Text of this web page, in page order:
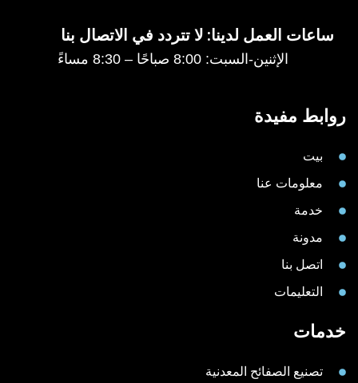
ساعات العمل لدينا: لا تتردد في الاتصال بنا
الإثنين-السبت: 8:00 صباحًا – 8:30 مساءً
روابط مفيدة
بيت
معلومات عنا
خدمة
مدونة
اتصل بنا
التعليمات
خدمات
تصنيع الصفائح المعدنية